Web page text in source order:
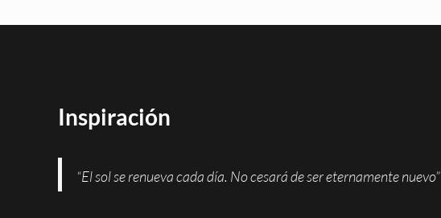
Inspiración
“El sol se renueva cada día. No cesará de ser eternamente nuevo”